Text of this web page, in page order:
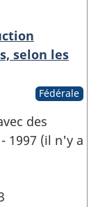
selon les
Fédérale
des
1997 (il n'y a